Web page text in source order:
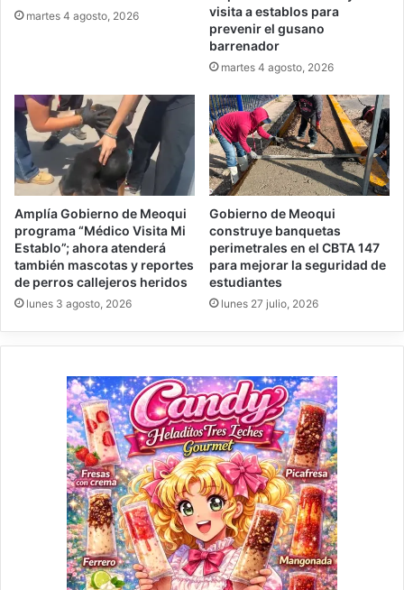
martes 4 agosto, 2026
visita a establos para
prevenir el gusano
barrenador
martes 4 agosto, 2026
Amplía Gobierno de Meoqui
programa “Médico Visita Mi
Establo”; ahora atenderá
también mascotas y reportes
de perros callejeros heridos
lunes 3 agosto, 2026
Gobierno de Meoqui
construye banquetas
perimetrales en el CBTA 147
para mejorar la seguridad de
estudiantes
lunes 27 julio, 2026